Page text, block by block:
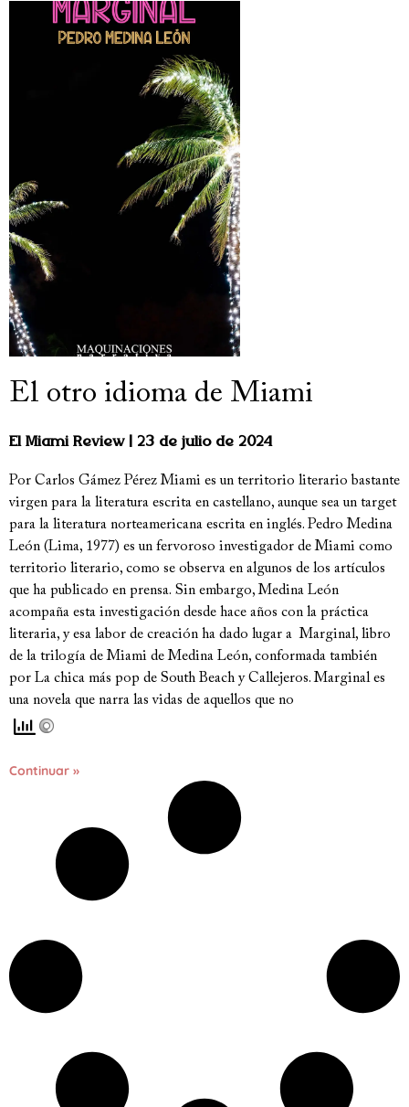
El otro idioma de Miami
El Miami Review 23 de julio de 2024
Por Carlos Gámez Pérez Miami es un territorio literario bastante
virgen para la literatura escrita en castellano, aunque sea un target
para la literatura norteamericana escrita en inglés. Pedro Medina
León (Lima, 1977) es un fervoroso investigador de Miami como
territorio literario, como se observa en algunos de los artículos
que ha publicado en prensa. Sin embargo, Medina León
acompaña esta investigación desde hace años con la práctica
literaria, y esa labor de creación ha dado lugar a Marginal, libro
de la trilogía de Miami de Medina León, conformada también
por La chica más pop de South Beach y Callejeros. Marginal es
una novela que narra las vidas de aquellos que no
Continuar »